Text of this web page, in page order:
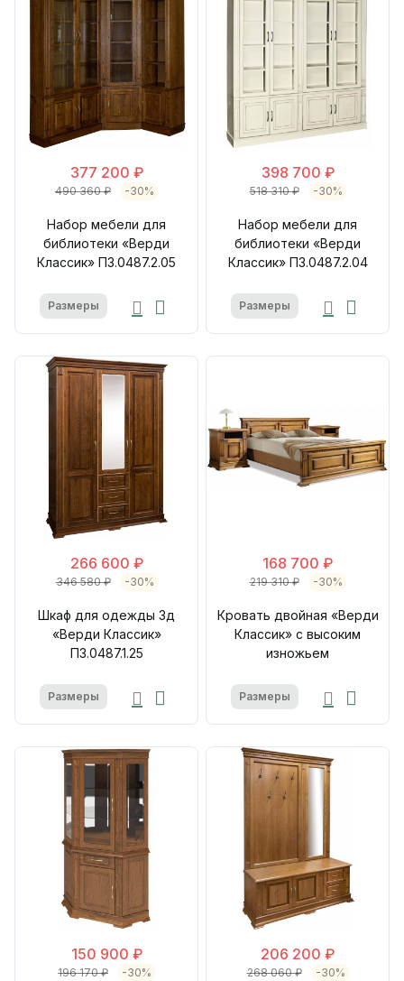
377 200 ₽
490 360 ₽ -30%
Набор мебели для
библиотеки «Верди
Классик» П3.0487.2.05
Размеры
398 700 ₽
518 310 ₽ -30%
Набор мебели для
библиотеки «Верди
Классик» П3.0487.2.04
Размеры
266 600 ₽
346 580 ₽ -30%
Шкаф для одежды 3д
«Верди Классик»
П3.0487.1.25
Размеры
168 700 ₽
219 310 ₽ -30%
Кровать двойная «Верди
Классик» с высоким
изножьем
Размеры
150 900 ₽
196 170 ₽ -30%
206 200 ₽
268 060 ₽ -30%